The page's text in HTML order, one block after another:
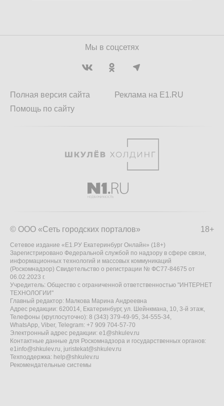
Мы в соцсетях
Полная версия сайта
Помощь по сайту
Реклама на E1.RU
18+
© ООО «Сеть городских порталов»
Сетевое издание «Е1.РУ Екатеринбург Онлайн» (18+)
Зарегистрировано Федеральной службой по надзору в сфере связи,
информационных технологий и массовых коммуникаций
(Роскомнадзор) Свидетельство о регистрации № ФС77-84675 от
06.02.2023 г.
Учредитель: Общество с ограниченной ответственностью "ИНТЕРНЕТ
ТЕХНОЛОГИИ"
Главный редактор: Малкова Марина Андреевна
Адрес редакции: 620014, Екатеринбург, ул. Шейнкмана, 10, 3-й этаж,
Телефоны (круглосуточно): 8 (343) 379-49-95, 34-555-34,
WhatsApp, Viber, Telegram: +7 909 704-57-70
Электронный адрес редакции: e1@shkulev.ru
Контактные данные для Роскомнадзора и государственных органов:
e1info@shkulev.ru, juristekat@shkulev.ru
Техподдержка: help@shkulev.ru
Рекомендательные системы